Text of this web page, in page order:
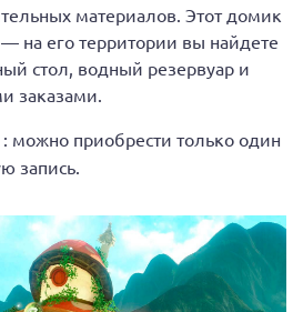
материалов. Этот домик
на его территории вы найдете
стол, водный резервуар и
заказами.
: можно приобрести только один
запись.